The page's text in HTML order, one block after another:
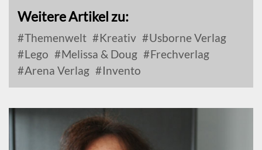
Weitere Artikel zu:
Themenwelt Kreativ
Usborne Verlag
Lego
Melissa & Doug
Frechverlag
Arena Verlag
Invento